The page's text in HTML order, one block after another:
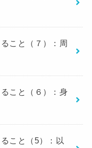
こと（７）：周
こと（６）：身
こと（5）：以